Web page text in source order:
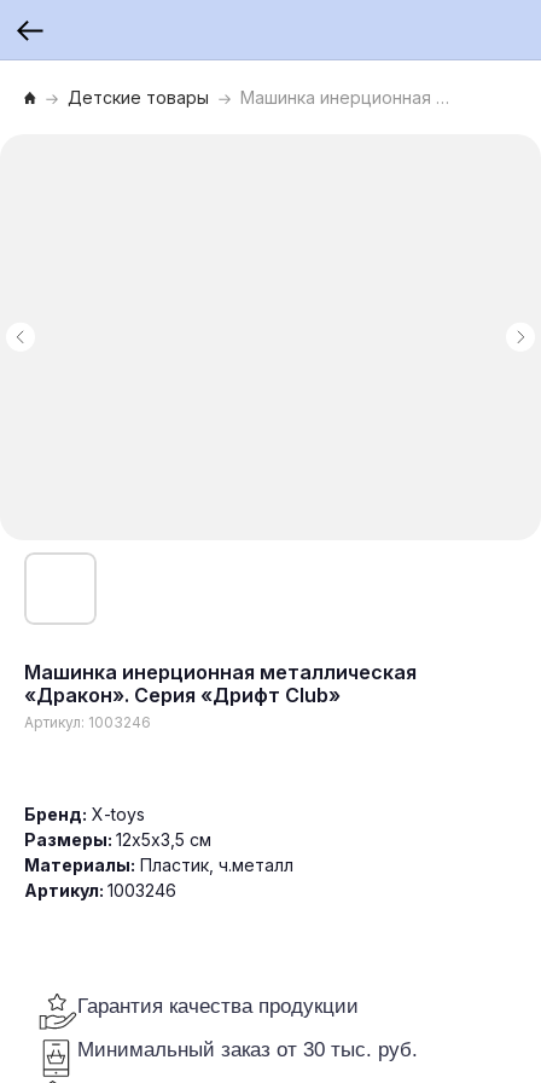
Детские товары Машинка инерционная металлическая «Дракон». Серия «Дрифт Club»
Машинка инерционная металлическая
«Дракон». Серия «Дрифт Club»
Артикул: 1003246
Бренд: X-toys
Размеры: 12х5х3,5 см
Материалы: Пластик, ч.металл
Артикул: 1003246
Гарантия качества продукции